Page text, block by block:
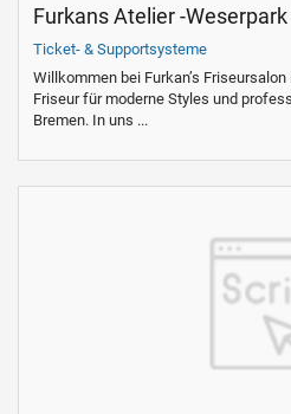
Furkans Atelier -Weserpark
Ticket- & Supportsysteme
Willkommen bei Furkan’s
Friseur für moderne Styles und
Bremen. In uns ...